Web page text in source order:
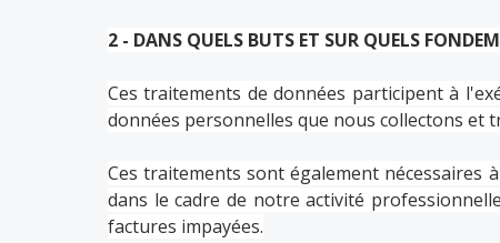
2 - DANS QUELS BUTS ET SUR QUELS
Ces traitements de données participent à
données personnelles que nous collectons et
Ces traitements sont également
dans le cadre de notre activité
factures impayées.